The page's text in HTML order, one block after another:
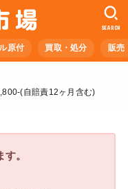
原付 買取・処分 販売
SEARCH
(自賠責12ヶ月含む)
。